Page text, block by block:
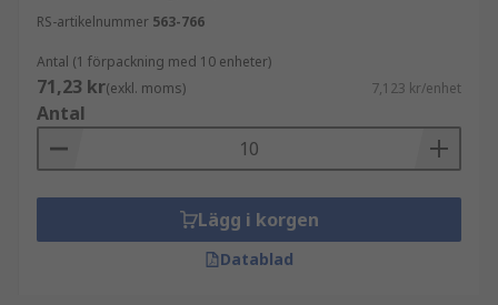
RS-artikelnummer 563-766
Antal (1 förpackning med 10 enheter)
71,23 kr(exkl. moms) 7,123 kr/enhet
Antal
Lägg i korgen
Datablad